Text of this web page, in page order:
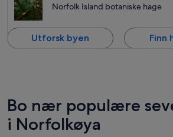
Norfolk Island botaniske hage
Utforsk byen Finn
Bo nær populære
i Norfolkøya